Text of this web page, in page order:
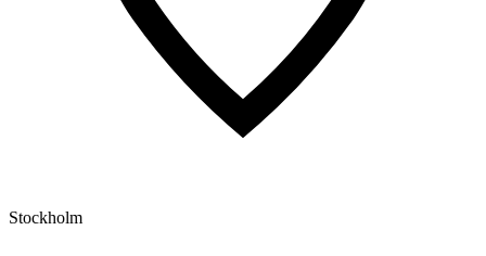
Stockholm